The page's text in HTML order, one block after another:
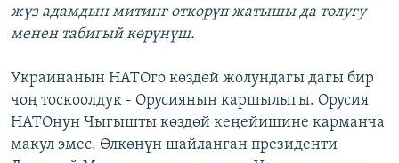
жүз адамдын митинг өткөрүп жатышы да толугу
менен табигый көрүнүш.
Украинанын НАТОго көздөй жолундагы дагы бир
чоң тоскоолдук - Орусиянын каршылыгы. Орусия
НАТОнун Чыгышты көздөй кеңейишине карманча
макул эмес. Өлкөнүн шайланган президенти